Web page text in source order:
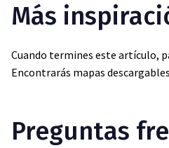
Más
Cuando termines este artículo,
Encontrarás mapas
Preguntas